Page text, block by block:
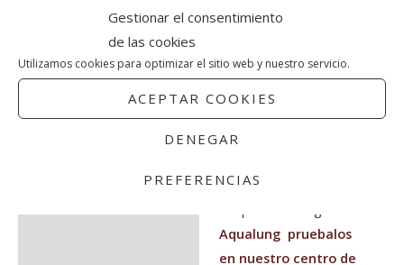
Gestionar el consentimiento
de las cookies
Utilizamos cookies para optimizar el sitio web y nuestro servicio.
ACEPTAR COOKIES
DENEGAR
PREFERENCIAS
caucho natural,
pegamento a base de
recicladas; Nuestro
mejor traje de
Aqualung pruebalos
en nuestro centro de